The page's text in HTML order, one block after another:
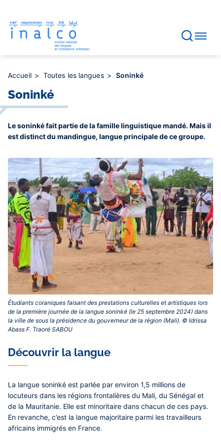
contenu
principal
Accueil Toutes les langues Soninké
Soninké
Le soninké fait partie de la famille linguistique mandé. Mais il
est distinct du mandingue, langue principale de ce groupe.
Étudiants coraniques faisant des prestations culturelles et artistiques lors
de la première journée de la langue soninké (le 25 septembre 2024) dans
la ville de sous la présidence du gouverneur de la région (Mali). © Idrissa
Abass F. Traoré SABOU‎
Découvrir la langue
La langue soninké est parlée par environ 1,5 millions de
locuteurs dans les régions frontalières du Mali, du Sénégal et
de la Mauritanie. Elle est minoritaire dans chacun de ces pays.
En revanche, c’est la langue majoritaire parmi les travailleurs
africains immigrés en France.